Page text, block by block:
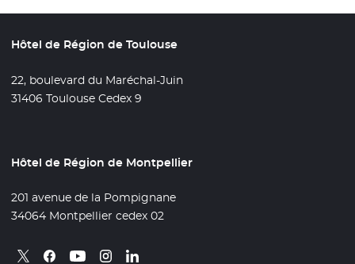
Hôtel de Région de Toulouse
22, boulevard du Maréchal-Juin
31406 Toulouse Cedex 9
Hôtel de Région de Montpellier
201 avenue de la Pompignane
34064 Montpellier cedex 02
Retrouvez nous sur X
- Nouvelle fenêtre
Retrouvez nous sur Facebook
- Nouvelle fenêtre
Retrouvez nous sur Youtube
- Nouvelle fenêtre
Retrouvez nous sur Instagram
- Nouvelle fenêtre
Retrouvez nous sur Linkedin
- Nouvelle fenêtre